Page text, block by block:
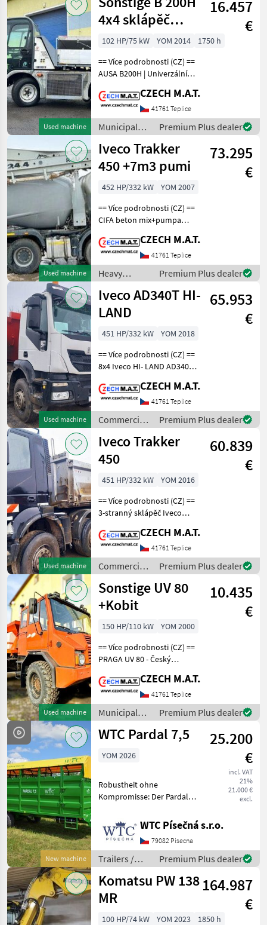
Sonstige
Used machine
4x4 sklápěč
sypač zametač
radlice
16.457
€
102 HP/75 kW YOM 2014
1750 h
== Více podrobnosti (CZ) ==
AUSA B200H | Univerzální
KOMPLETNÍ ZIMNÍ A LETNÍ
SESTAVA - PŘIPRAVENO K
OKAMŽITÉMU PRODEJI!
Technické pa
CZECH M.A.T.
41761 Teplice
Municipal
equipment /
Sonstige
Premium Plus dealer
Used machine
Iveco Trakker
450 +7m3 pumi
73.295
€
452 HP/332 kW
YOM 2007
== Více podrobnosti (CZ) ==
CIFA beton mix+pumpa
rok 2007 motor 332 kW /
Eur4 najeto 222 000 km
manuální převodovka
pohon 8x4 transport
CZECH M.A.T.
41761 Teplice
Heavy
equipment/
construction
machines /
Iveco
Premium Plus dealer
Used machine
Iveco AD340T HI-
LAND
65.953
€
451 HP/332 kW
YOM 2018
== Více podrobnosti (CZ) ==
8x4 Iveco HI- LAND AD340T
sklápěč/dumper vana s
plachtou korba Meiller rok
2018 najeto 287 374 Km
motor 331 kW / Eur6
CZECH M.A.T.
41761 Teplice
Commercial
vehicles /
Iveco
Premium Plus dealer
Used machine
Iveco Trakker
450
60.839
€
451 HP/332 kW
YOM 2016
== Více podrobnosti (CZ) ==
3-stranný sklápěč Iveco
290 749 km motor 331 kW /
Euro 6 automatická
převodovka pohon 8x4
provozní hm: 1
CZECH M.A.T.
41761 Teplice
Commercial
vehicles /
Iveco
Premium Plus dealer
Used machine
Sonstige UV 80
+Kobit
10.435
€
150 HP/110 kW
YOM 2000
== Více podrobnosti (CZ) ==
PRAGA UV 80 - Český
radlicí Unikátní nabídka
komunálního vozidla rok
výroby 2000 najeto 65 000
km motor Deutz BF6
CZECH M.A.T.
41761 Teplice
Municipal
equipment /
Sonstige
Premium Plus dealer
New machine
WTC Pardal 7,5
25.200
€
incl. VAT
21%
21.000 €
excl.
YOM 2026
Robustheit ohne
Kompromisse: Der Pardal 7,
Qualitätshersteller WTC
Písečná ist speziell für den
intensiven Einsatz in der
Landwirtschaft konzipier
WTC Písečná s.r.o.
79082 Pisecna
Trailers /
WTC
Premium Plus dealer
Komatsu PW 138
MR
164.987
€
100 HP/74 kW YOM 2023
1850 h